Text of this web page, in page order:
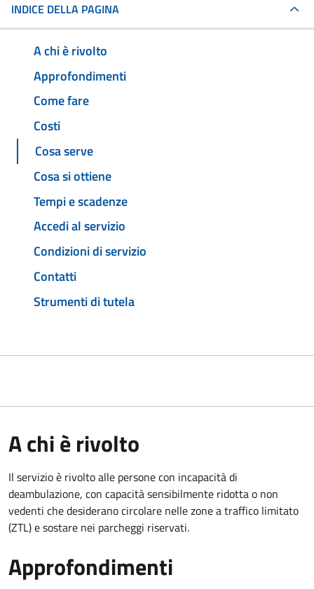
INDICE DELLA PAGINA
A chi è rivolto
Approfondimenti
Come fare
Costi
Cosa serve
Cosa si ottiene
Tempi e scadenze
Accedi al servizio
Condizioni di servizio
Contatti
Strumenti di tutela
A chi è rivolto
Il servizio è rivolto alle persone con incapacità di
deambulazione, con capacità sensibilmente ridotta o non
vedenti che desiderano circolare nelle zone a traffico limitato
(ZTL) e sostare nei parcheggi riservati.
Approfondimenti